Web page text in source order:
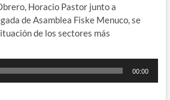
Horacio Pastor junto a
de Asamblea Fiske Menuco, se
de los sectores más
00:00